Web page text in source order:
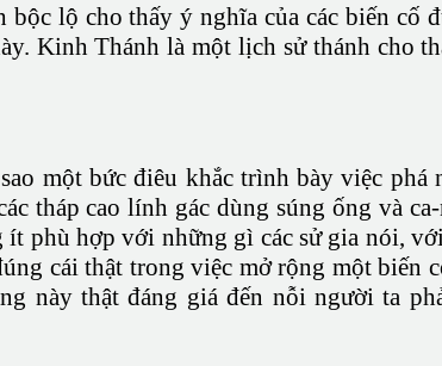
lộ cho thấy ý nghĩa của các biến cố
Kinh Thánh là một lịch sử thánh cho
một bức điêu khắc trình bày việc
tháp cao lính gác dùng súng ống và
phù hợp với những gì các sử gia nói,
cái thật trong việc mở rộng một biến
này thật đáng giá đến nỗi người ta